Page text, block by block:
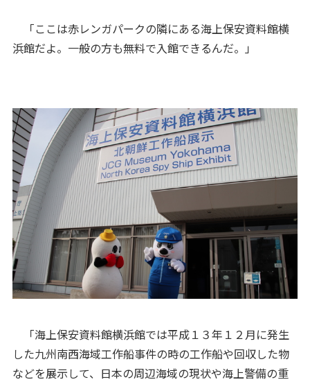
「ここは赤レンガパークの隣にある海上保安資料館横
浜館だよ。一般の方も無料で入館できるんだ。」
「海上保安資料館横浜館では平成１３年１２月に発生
した九州南西海域工作船事件の時の工作船や回収した物
などを展示して、日本の周辺海域の現状や海上警備の重